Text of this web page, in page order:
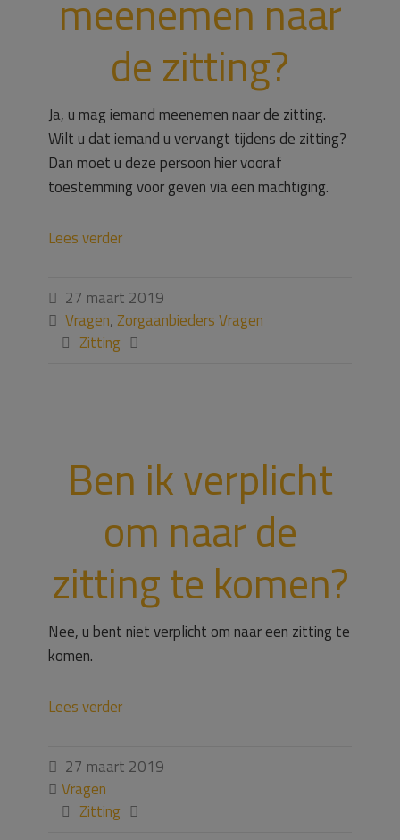
meenemen naar
de zitting?
Ja, u mag iemand meenemen naar de zitting.
Wilt u dat iemand u vervangt tijdens de zitting?
Dan moet u deze persoon hier vooraf
toestemming voor geven via een machtiging.
Lees verder
 27 maart 2019
 Vragen,Zorgaanbieders Vragen
 Zitting 
Ben ik verplicht
om naar de
zitting te komen?
Nee, u bent niet verplicht om naar een zitting te
komen.
Lees verder
 27 maart 2019
 Vragen
 Zitting 